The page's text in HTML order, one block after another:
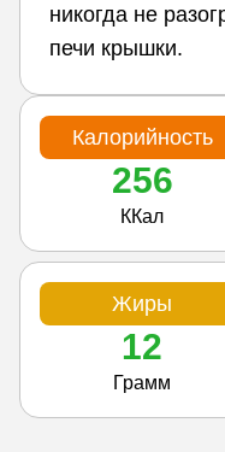
никогда не
печи крышки.
Калорийность
256
ККал
Жиры
12
Грамм